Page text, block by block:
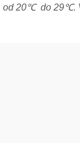
od 20℃ do 29℃.